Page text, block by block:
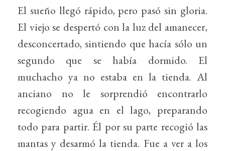
El sueño llegó rápido, pero pasó sin gloria.
El viejo se despertó con la luz del amanecer,
desconcertado, sintiendo que hacía sólo un
segundo que se había dormido. El
muchacho ya no estaba en la tienda. Al
anciano no le sorprendió encontrarlo
recogiendo agua en el lago, preparando
todo para partir. Él por su parte recogió las
mantas y desarmó la tienda. Fue a ver a los